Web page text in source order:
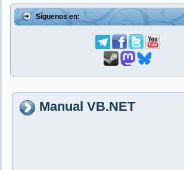
Síguenos en:
Manual VB.NET